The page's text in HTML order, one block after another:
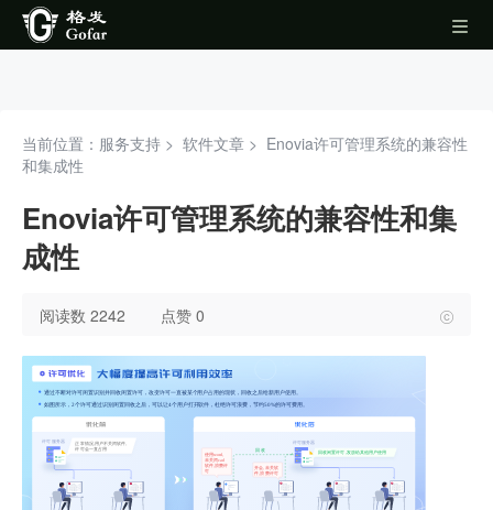
当前位置：服务支持 > 软件文章 > Enovia许可管理系统的兼容性
和集成性
Enovia许可管理系统的兼容性和集
成性
阅读数 2242 点赞 0